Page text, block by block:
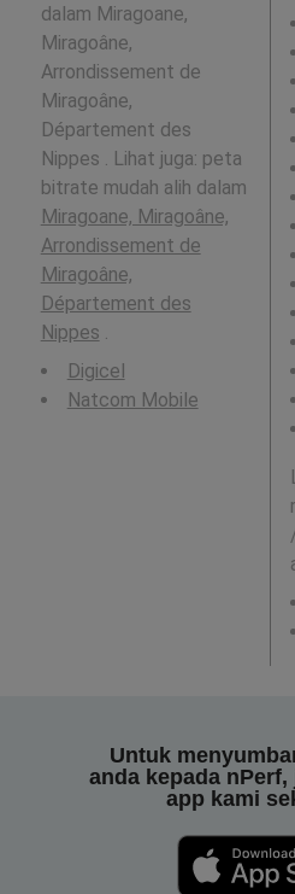
dalam Miragoane,
Miragoâne,
Arrondissement de
Miragoâne,
Département des
Nippes . Lihat juga: peta
bitrate mudah alih dalam
Miragoane, Miragoâne,
Arrondissement de
Miragoâne,
Département des
Nippes
Digicel
Natcom Mobile
Untuk
anda kepada
app kami